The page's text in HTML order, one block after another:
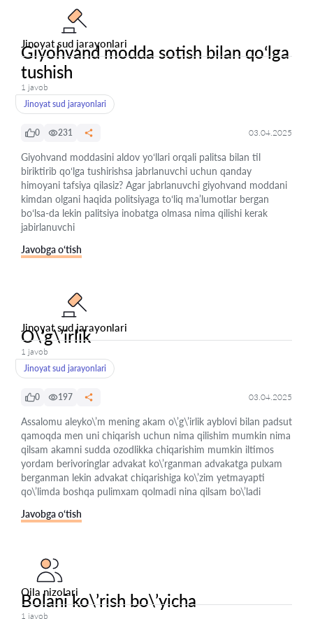
Jinoyat sud jarayonlari
Giyohvand modda sotish bilan qoʻlga
tushish
1 javob
Jinoyat sud jarayonlari
0 231 03.04.2025
Giyohvand moddasini aldov yoʻllari orqali palitsa bilan til
biriktirib qoʻlga tushirishsa jabrlanuvchi uchun qanday
himoyani tafsiya qilasiz? Agar jabrlanuvchi giyohvand moddani
kimdan olgani haqida politsiyaga toʻliq maʼlumotlar bergan
boʻlsa-da lekin palitsiya inobatga olmasa nima qilishi kerak
jabirlanuvchi
Javobga o‘tish
Jinoyat sud jarayonlari
O\’g\’irlik
1 javob
Jinoyat sud jarayonlari
0 197 03.04.2025
Assalomu aleyko\’m mening akam o\’g\’irlik ayblovi bilan padsut
qamoqda men uni chiqarish uchun nima qilishim mumkin nima
qilsam akamni sudda ozodlikka chiqarishim mumkin iltimos
yordam berivoringlar advakat ko\’rganman advakatga pulxam
berganman lekin advakat chiqarishiga ko\’zim yetmayapti
qo\’limda boshqa pulimxam qolmadi nina qilsam bo\’ladi
Javobga o‘tish
Oila nizolari
Bolani ko\’rish bo\’yicha
1 javob